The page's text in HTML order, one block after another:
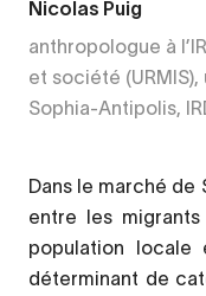
Nicolas Puig
anthropologue à
et société
Sophia-Antipolis,
Dans le marché de
entre les
population locale
déterminant de